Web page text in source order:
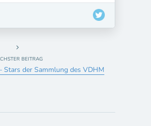
BEITRAG
Stars der Sammlung des VDHM